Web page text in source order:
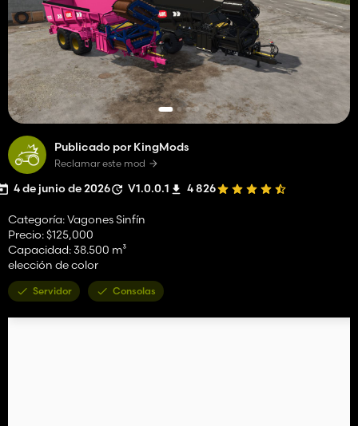
Publicado por KingMods
Reclamar este mod
4 de junio de 2026 V1.0.0.1 4 826
Categoría: Vagones Sinfín
Precio: $125,000
Capacidad: 38.500 m³
elección de color
Servidor Consolas